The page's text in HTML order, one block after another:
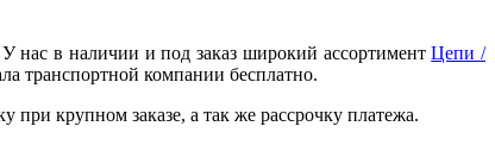
нас в наличии и под заказ широкий ассортиментЦепи /
транспортной компании бесплатно.
при крупном заказе, а так же рассрочку платежа.